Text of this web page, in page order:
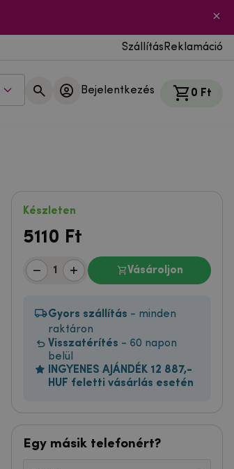
Szállítás Reklamáció
Bejelentkezés 0 Ft
Készleten
5110 Ft
Vásároljon
Gyors szállítás - minden
raktáron
Visszatérítés - 60 napon
belül
INGYENES AJÁNDÉK 12 887,-
HUF feletti vásárlás esetén
Egy másik telefonért?